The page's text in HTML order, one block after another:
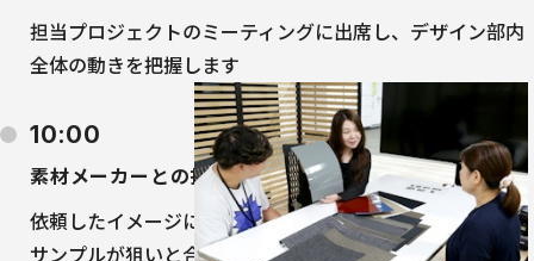
担当プロジェクトのミーティングに出席し、デザイン部内
全体の動きを把握します
10:00
素材メーカーとの打ち合わせ
依頼したイメージに合わせてつくっていただいた表皮等の
サンプルが狙いと合っているのか、細かい風合いや色味を